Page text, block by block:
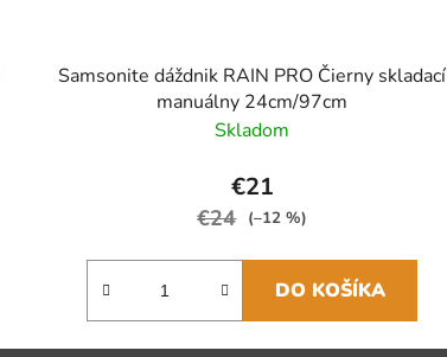
Samsonite dáždnik RAIN PRO Čierny skladací
manuálny 24cm/97cm
Skladom
€21
€24 (–12 %)
DO KOŠÍKA